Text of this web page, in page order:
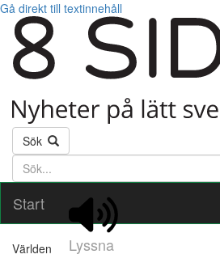
Gå direkt till textinnehåll
Sök
Söktext
Start
Lyssna
Världen